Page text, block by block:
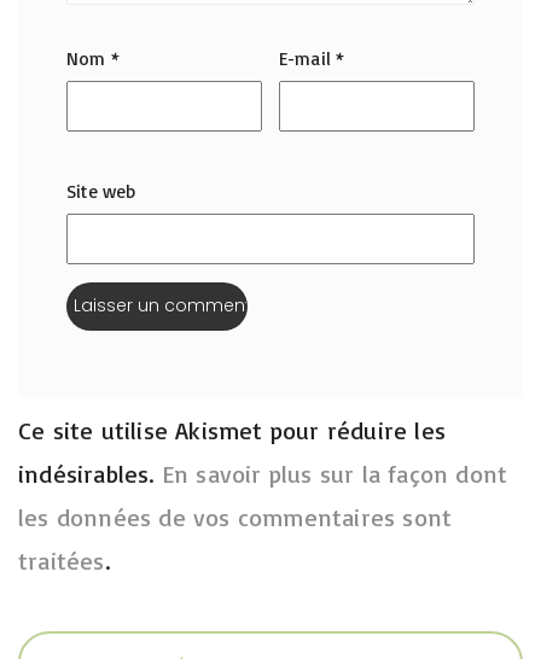
Nom * E-mail*
Site web
Ce site utilise Akismet pour réduire les
indésirables. En savoir plus sur la façon dont
les données de vos commentaires sont
traitées.